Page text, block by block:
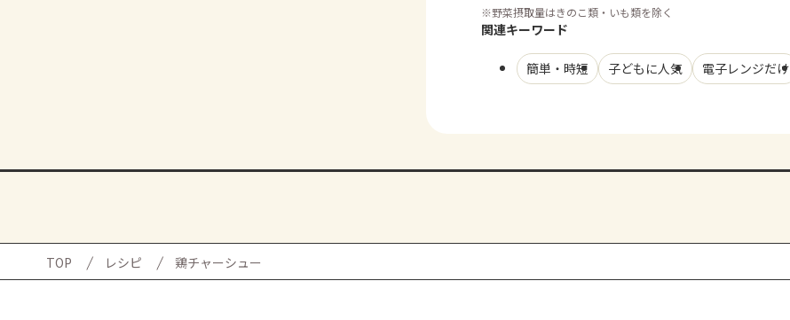
※野菜摂取量はきのこ類・いも類を除く
関連キーワード
簡単・時短 子どもに人気 電子レンジだけ
TOP レシピ 鶏チャーシュー